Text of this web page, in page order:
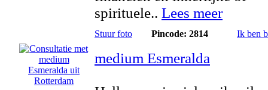
spirituele.. Lees meer
Stuur foto Pincode: 2814 Ik ben
medium Esmeralda